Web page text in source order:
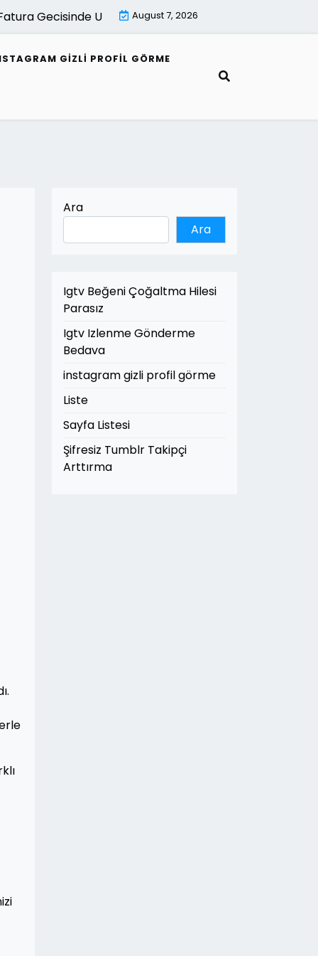
Uzman Destek Neden Onemlidir |
August 7, 2026
GIZLI PROFIL GÖRME
Ara
Ara
Igtv Beğeni Çoğaltma Hilesi
Parasız
Igtv Izlenme Gönderme
Bedava
instagram gizli profil görme
Liste
Sayfa Listesi
Şifresiz Tumblr Takipçi
Arttırma